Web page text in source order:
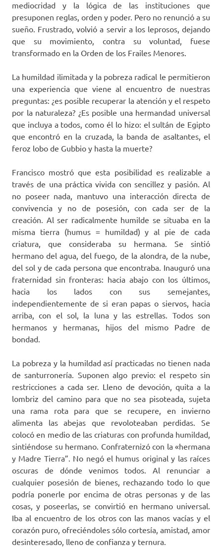
mediocridad y la lógica de las instituciones que
presuponen reglas, orden y poder. Pero no renunció a su
sueño. Frustrado, volvió a servir a los leprosos, dejando
que su movimiento, contra su voluntad, fuese
transformado en la Orden de los Frailes Menores.
La humildad ilimitada y la pobreza radical le permitieron
una experiencia que viene al encuentro de nuestras
preguntas: ¿es posible recuperar la atención y el respeto
por la naturaleza? ¿Es posible una hermandad universal
que incluya a todos, como él lo hizo: el sultán de Egipto
que encontró en la cruzada, la banda de asaltantes, el
feroz lobo de Gubbio y hasta la muerte?
Francisco mostró que esta posibilidad es realizable a
través de una práctica vivida con sencillez y pasión. Al
no poseer nada, mantuvo una interacción directa de
convivencia y no de posesión, con cada ser de la
creación. Al ser radicalmente humilde se situaba en la
misma tierra (humus = humildad) y al pie de cada
criatura, que consideraba su hermana. Se sintió
hermano del agua, del fuego, de la alondra, de la nube,
del sol y de cada persona que encontraba. Inauguró una
fraternidad sin fronteras: hacia abajo con los últimos,
hacia los lados con sus semejantes,
independientemente de si eran papas o siervos, hacia
arriba, con el sol, la luna y las estrellas. Todos son
hermanos y hermanas, hijos del mismo Padre de
bondad.
La pobreza y la humildad así practicadas no tienen nada
de santurronería. Suponen algo previo: el respeto sin
restricciones a cada ser. Lleno de devoción, quita a la
lombriz del camino para que no sea pisoteada, sujeta
una rama rota para que se recupere, en invierno
alimenta las abejas que revoloteaban perdidas. Se
colocó en medio de las criaturas con profunda humildad,
sintiéndose su hermano. Confraternizó con la «hermana
y Madre Tierra”. No negó el humus original y las raíces
oscuras de dónde venimos todos. Al renunciar a
cualquier posesión de bienes, rechazando todo lo que
podría ponerle por encima de otras personas y de las
cosas, y poseerlas, se convirtió en hermano universal.
Iba al encuentro de los otros con las manos vacías y el
corazón puro, ofreciéndoles sólo cortesía, amistad, amor
desinteresado, lleno de confianza y ternura.